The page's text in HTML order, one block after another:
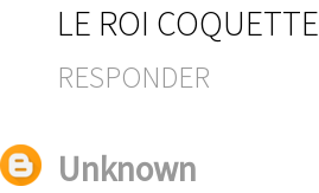
LE ROI COQUETTE
RESPONDER
Unknown